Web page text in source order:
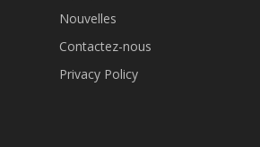
Nouvelles
Contactez-nous
Privacy Policy